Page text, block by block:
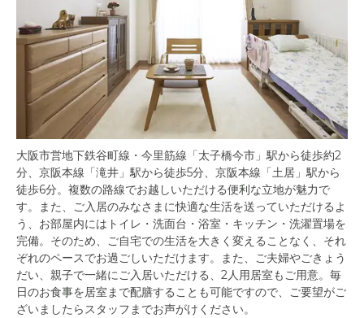
大阪市営地下鉄谷町線・今里筋線「太子橋今市」駅から徒歩約2
分、京阪本線「滝井」駅から徒歩5分、京阪本線「土居」駅から
徒歩6分。複数の路線でお越しいただける便利な立地が魅力で
す。また、ご入居のみなさまに快適な生活を送っていただけるよ
う、お部屋内にはトイレ・洗面台・浴室・キッチン・洗濯置場を
完備。そのため、ご自宅での生活を大きく変えることなく、それ
ぞれのペースでお過ごしいただけます。また、ご夫婦やごきょう
だい、親子で一緒にご入居いただける、2人用居室もご用意。毎
日のお食事を居室まで配膳することも可能ですので、ご要望がご
ざいましたらスタッフまでお声がけください。